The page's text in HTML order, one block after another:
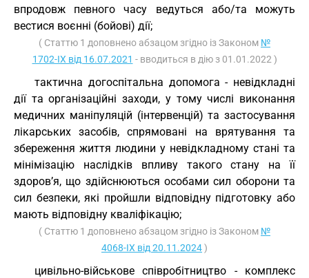
впродовж певного часу ведуться або/та можуть
вестися воєнні (бойові) дії;
( Статтю 1 доповнено абзацом згідно із Законом №
1702-IX від 16.07.2021 - вводиться в дію з 01.01.2022 )
тактична догоспітальна допомога - невідкладні
дії та організаційні заходи, у тому числі виконання
медичних маніпуляцій (інтервенцій) та застосування
лікарських засобів, спрямовані на врятування та
збереження життя людини у невідкладному стані та
мінімізацію наслідків впливу такого стану на її
здоров’я, що здійснюються особами сил оборони та
сил безпеки, які пройшли відповідну підготовку або
мають відповідну кваліфікацію;
( Статтю 1 доповнено абзацом згідно із Законом №
4068-IX від 20.11.2024)
цивільно-військове співробітництво - комплекс